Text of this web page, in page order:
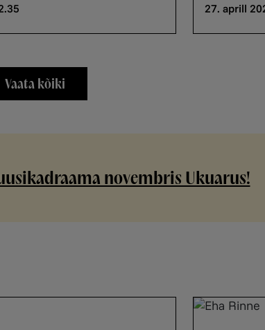
27. aprill
Vaata kõiki
novembris Ukuarus!